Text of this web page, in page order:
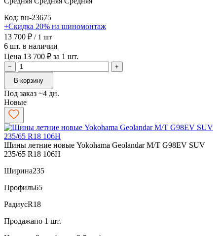
Код: вн-23675
+Скидка 20% на шиномонтаж
13 700 ₽ / 1 шт
6 шт. в наличии
Цена 13 700 ₽ за 1 шт.
−
+
В корзину
Под заказ ~4 дн.
Новые
Шины летние новые Yokohama Geolandar M/T G98EV SUV
235/65 R18 106H
Ширина235
Профиль65
РадиусR18
Продажапо 1 шт.